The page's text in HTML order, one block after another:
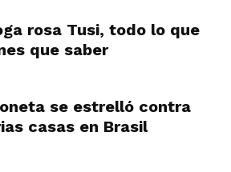
rosa Tusi, todo lo que
que saber
se estrelló contra
casas en Brasil